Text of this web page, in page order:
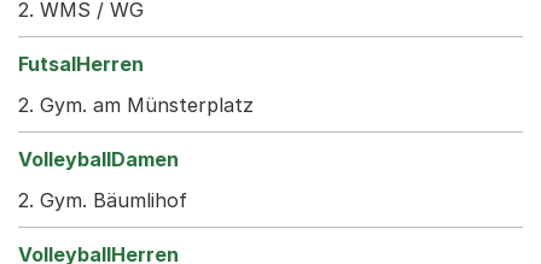
2. WMS / WG
2. Gym. am Münsterplatz
2. Gym. Bäumlihof